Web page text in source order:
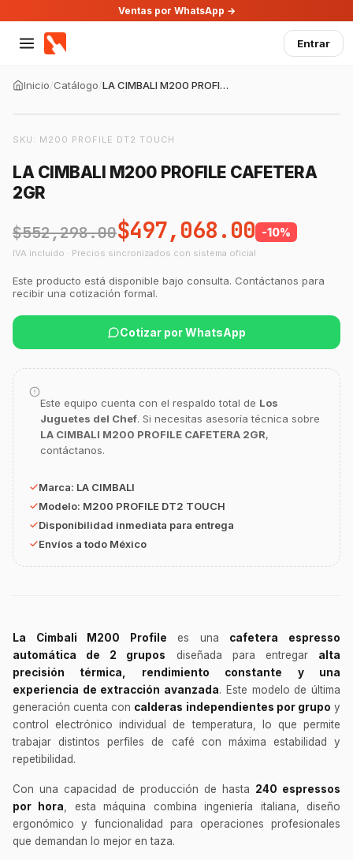
Ventas por WhatsApp →
Entrar
Inicio/Catálogo/ LA CIMBALI M200 PROFILE CAFETERA 2GR
SKU: M200 PROFILE DT2 TOUCH
LA CIMBALI M200 PROFILE CAFETERA
2GR
$552,298.00$497,068.00 -10%
IVA incluido · Precios sincronizados con sistema oficial
Este producto está disponible bajo consulta. Contáctanos para
recibir una cotización formal.
Cotizar por WhatsApp
Este equipo cuenta con el respaldo total de Los
Juguetes del Chef. Si necesitas asesoría técnica sobre
LA CIMBALI M200 PROFILE CAFETERA 2GR,
contáctanos.
Marca: LA CIMBALI
Modelo: M200 PROFILE DT2 TOUCH
Disponibilidad inmediata para entrega
Envíos a todo México
La Cimbali M200 Profile es una cafetera espresso
automática de 2 grupos diseñada para entregar alta
precisión térmica, rendimiento constante y una
experiencia de extracción avanzada. Este modelo de última
generación cuenta con calderas independientes por grupo y
control electrónico individual de temperatura, lo que permite
trabajar distintos perfiles de café con máxima estabilidad y
repetibilidad.
Con una capacidad de producción de hasta 240 espressos
por hora , esta máquina combina ingeniería italiana, diseño
ergonómico y funcionalidad para operaciones profesionales
que demandan lo mejor en taza.
¡Hola Chef! 🍳 Soy GastroBot, tu asesor
de cocina profesional de GastroArt.
¿En qué te puedo apoyar hoy con tu
Ver uniformes y filipinas
Métodos de envío y entrega
Ver sucursales y contacto